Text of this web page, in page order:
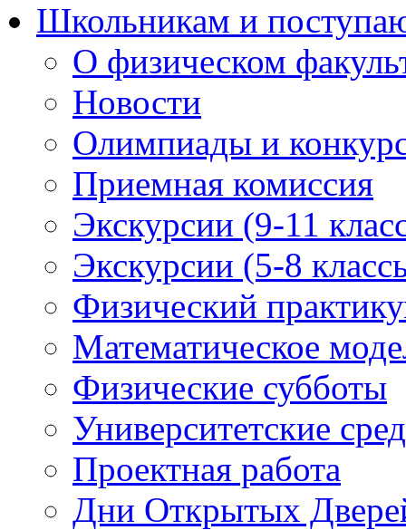
Школьникам и
О физическом
Новости
Олимпиады и
Приемная комиссия
Экскурсии (9-11
Экскурсии (5-8
Физический
Математическое
Физические субботы
Университетские
Проектная работа
Дни Открытых